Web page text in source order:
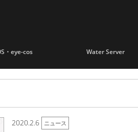
・eye-cos Water Server
2020.2.6 ニュース